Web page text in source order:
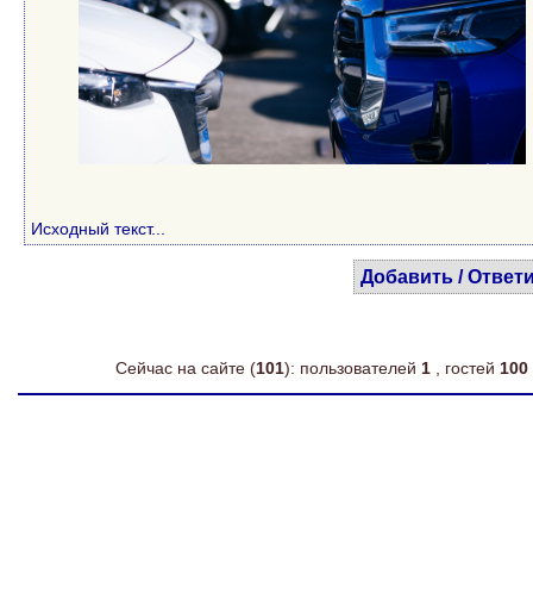
Исходный текст...
Добавить /
Сейчас на сайте (101): пользователей 1 , гостей 100